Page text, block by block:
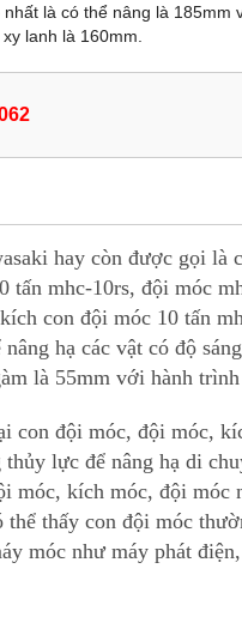
là có thể nâng là 185mm
lanh là 160mm.
hay còn được gọi là
tấn mhc-10rs, đội móc
con đội móc 10 tấn
hạ các vật có độ
là 55mm với hành
con đội móc, đội móc,
lực để nâng hạ di
móc, kích móc, đội móc
thể thấy con đội móc
móc như máy phát